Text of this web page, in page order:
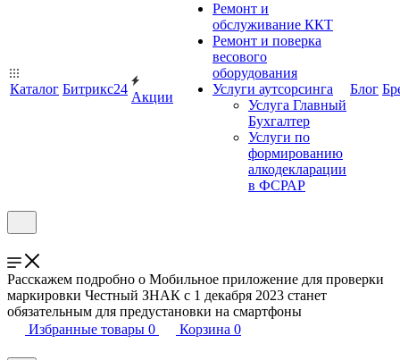
Каталог Битрикс24
Акции
Ремонт и
обслуживание ККТ
Ремонт и поверка
весового
оборудования
Услуги аутсорсинга
Услуга Главный
Бухгалтер
Услуги по
формированию
алкодекларации
в ФСРАР
Блог
Расскажем подробно о Мобильное приложение для проверки
маркировки Честный ЗНАК с 1 декабря 2023 станет
обязательным для предустановки на смартфоны
Избранные товары 0 Корзина 0